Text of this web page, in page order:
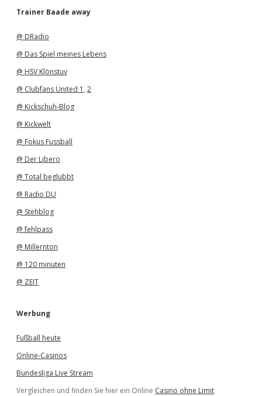
h
Trainer Baade away
@ DRadio
@ Das Spiel meines Lebens
@ HSV Klönstuv
@ Clubfans United 1 , 2
@ Kickschuh-Blog
@ Kickwelt
@ Fokus Fussball
@ Der Libero
@ Total beglubbt
@ Radio DU
@ Stehblog
@ fehlpass
@ Millernton
@ 120 minuten
@ ZEIT
Werbung
Fußball heute
Online-Casinos
Bundesliga Live Stream
Vergleichen und finden Sie hier ein Online Casino ohne Limit